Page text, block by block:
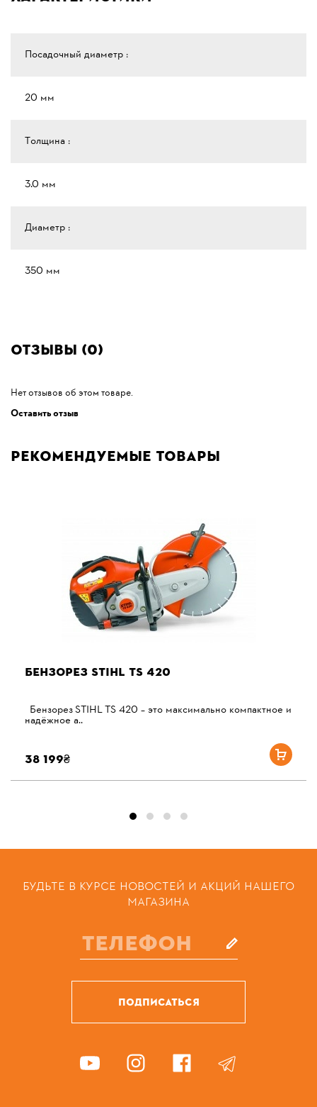
Посадочный диаметр :
20 мм
Толщина :
3.0 мм
Диаметр :
350 мм
Отзывы (0)
Нет отзывов об этом товаре.
Оставить отзыв
Рекомендуемые товары
БЕНЗОРЕЗ STIHL TS 420
Бензорез STIHL TS 420 – это максимально компактное и
надёжное а..
38 199₴
БУДЬТЕ В КУРСЕ НОВОСТЕЙ И АКЦИЙ НАШЕГО
МАГАЗИНА
ПОДПИСАТЬСЯ